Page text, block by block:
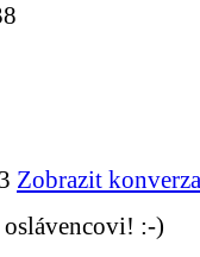
Zobrazit
oslávencovi! :-)